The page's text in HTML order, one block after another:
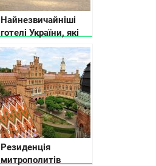
Найнезвичайніші
готелі України, які
вас вразять
Резиденція
митрополитів